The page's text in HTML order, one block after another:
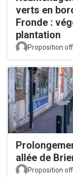
verts en
Fronde :
plantation
Proposition
allée de
Proposition